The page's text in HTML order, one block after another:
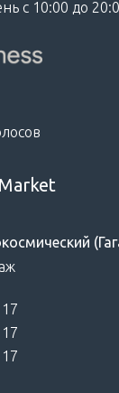
с 10:00 до